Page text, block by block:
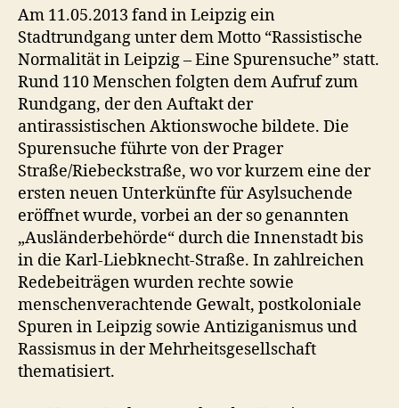
Am 11.05.2013 fand in Leipzig ein
Stadtrundgang unter dem Motto “Rassistische
Normalität in Leipzig – Eine Spurensuche” statt.
Rund 110 Menschen folgten dem Aufruf zum
Rundgang, der den Auftakt der
antirassistischen Aktionswoche bildete. Die
Spurensuche führte von der Prager
Straße/Riebeckstraße, wo vor kurzem eine der
ersten neuen Unterkünfte für Asylsuchende
eröffnet wurde, vorbei an der so genannten
„Ausländerbehörde“ durch die Innenstadt bis
in die Karl-Liebknecht-Straße. In zahlreichen
Redebeiträgen wurden rechte sowie
menschenverachtende Gewalt, postkoloniale
Spuren in Leipzig sowie Antiziganismus und
Rassismus in der Mehrheitsgesellschaft
thematisiert.